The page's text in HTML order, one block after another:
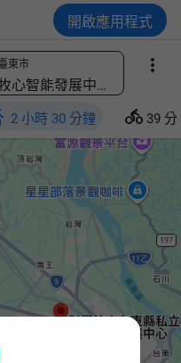
開啟應用程式
東市
財團法人台東縣私立牧心智能發展中心 950台灣臺東縣臺東市豐年里民航路21號

2 小時 30 分鐘  39 分